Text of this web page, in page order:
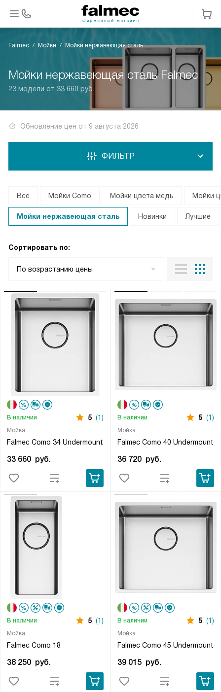
Falmec Мойки Мойки нержавеющая сталь
Мойки нержавеющая сталь Falmec
23 модели от 33 660 руб.
Обновление цен от 9 августа 2026
ФИЛЬТР
Все Мойки Como Мойки цвета медь Мойки
Мойки нержавеющая сталь Новинки Лучшие
Сортировать по:
По возрастанию цены
Мойка
Falmec Como 34 Undermount
В наличии 5 (1)
33 660 руб.
Мойка
Falmec Como 40 Undermount
В наличии 5 (1)
36 720 руб.
Мойка
Falmec Como 18
В наличии 5 (1)
38 250 руб.
Мойка
Falmec Como 45 Undermount
В наличии 5 (1)
39 015 руб.